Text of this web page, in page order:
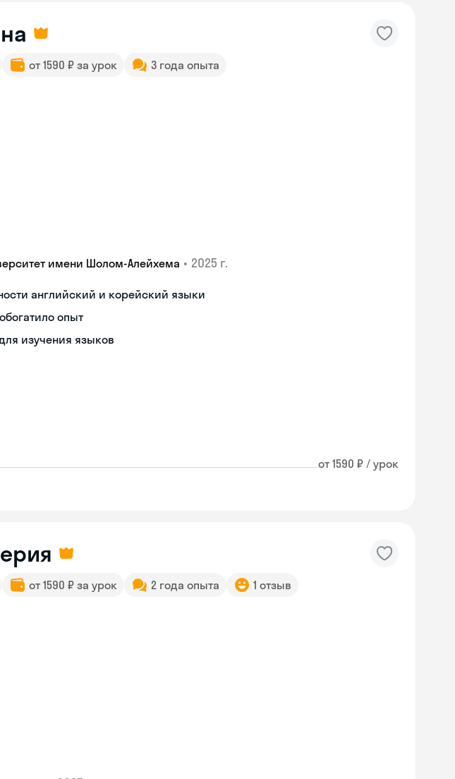
от 1590 ₽ за урок 3 года опыта
имени Шолом-Алейхема • 2025 г.
английский и корейский языки
опыт
изучения языков
от 1590 ₽ / урок
от 1590 ₽ за урок 2 года опыта 1 отзыв